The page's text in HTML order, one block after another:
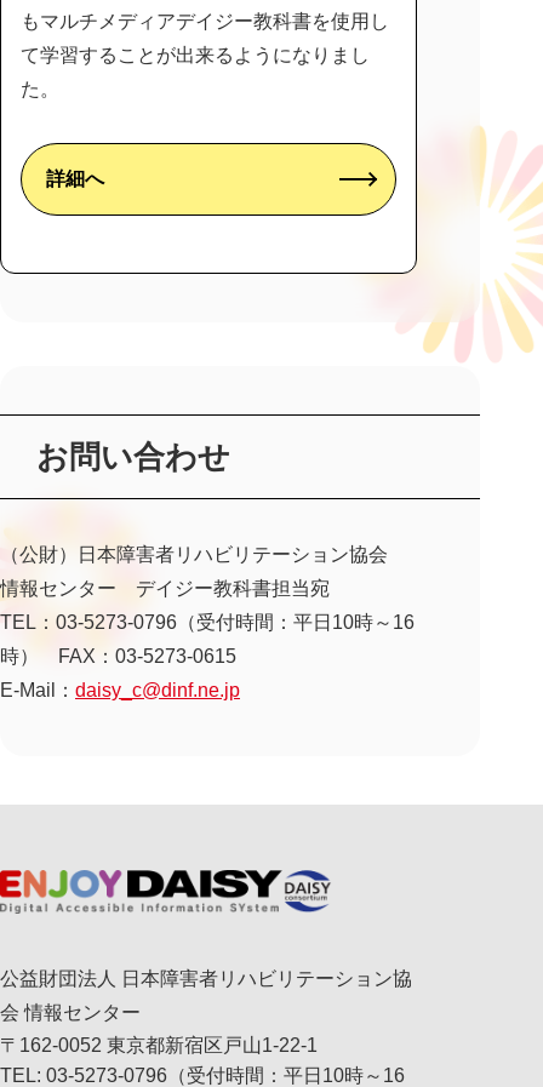
もマルチメディアデイジー教科書を使用し
て学習することが出来るようになりまし
た。
詳細へ
お問い合わせ
（公財）日本障害者リハビリテーション協会
情報センター デイジー教科書担当宛
TEL：03-5273-0796（受付時間：平日10時～16
時） FAX：03-5273-0615
E-Mail： daisy_c@dinf.ne.jp
公益財団法人 日本障害者リハビリテーション協
会 情報センター
〒162-0052 東京都新宿区戸山1-22-1
TEL: 03-5273-0796（受付時間：平日10時～16